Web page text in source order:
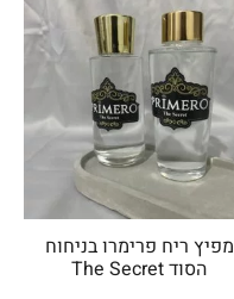
מפיץ ריח פרימרו בניחוח
הסוד The Secret